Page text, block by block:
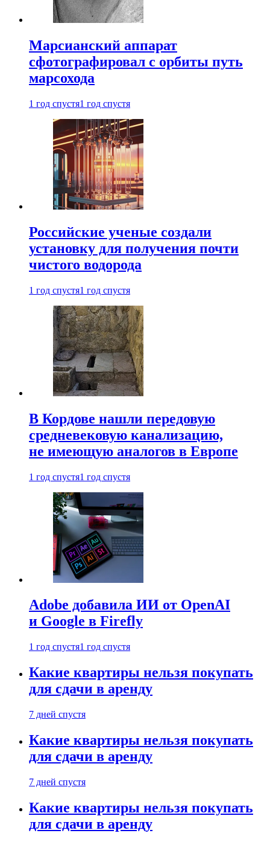
Марсианский аппарат
сфотографировал с орбиты путь
марсохода
1 год спустя1 год спустя
Российские ученые создали
установку для получения почти
чистого водорода
1 год спустя1 год спустя
В Кордове нашли передовую
средневековую канализацию,
не имеющую аналогов в Европе
1 год спустя1 год спустя
Adobe добавила ИИ от OpenAI
и Google в Firefly
1 год спустя1 год спустя
Какие квартиры нельзя покупать
для сдачи в аренду
7 дней спустя
Какие квартиры нельзя покупать
для сдачи в аренду
7 дней спустя
Какие квартиры нельзя покупать
для сдачи в аренду